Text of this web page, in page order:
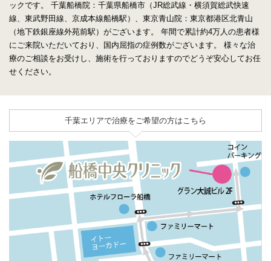
ックです。
千葉船橋院：千葉県船橋市（JR総武線・横須賀総武快速
線、東武野田線、京成本線船橋駅）、東京青山院：東京都港区北青山
（地下鉄銀座線外苑前駅）がございます。
年間で累計約4万人の患者様
にご来院いただいており、国内屈指の症例数がございます。
様々な治
療のご相談をお受けし、施術を行っておりますのでどうぞ安心してお任
せください。
千葉エリアで治療をご希望の方はこちら